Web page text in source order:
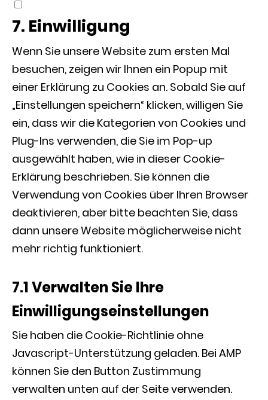
to
verschiedenes
7. Einwilligung
Wenn Sie unsere Website zum ersten Mal
besuchen, zeigen wir Ihnen ein Popup mit
einer Erklärung zu Cookies an. Sobald Sie auf
„Einstellungen speichern“ klicken, willigen Sie
ein, dass wir die Kategorien von Cookies und
Plug-Ins verwenden, die Sie im Pop-up
ausgewählt haben, wie in dieser Cookie-
Erklärung beschrieben. Sie können die
Verwendung von Cookies über Ihren Browser
deaktivieren, aber bitte beachten Sie, dass
dann unsere Website möglicherweise nicht
mehr richtig funktioniert.
7.1 Verwalten Sie Ihre
Einwilligungseinstellungen
Sie haben die Cookie-Richtlinie ohne
Javascript-Unterstützung geladen. Bei AMP
können Sie den Button Zustimmung
verwalten unten auf der Seite verwenden.